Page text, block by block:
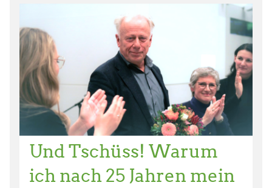
Und Tschüss! Warum
ich nach 25 Jahren mein